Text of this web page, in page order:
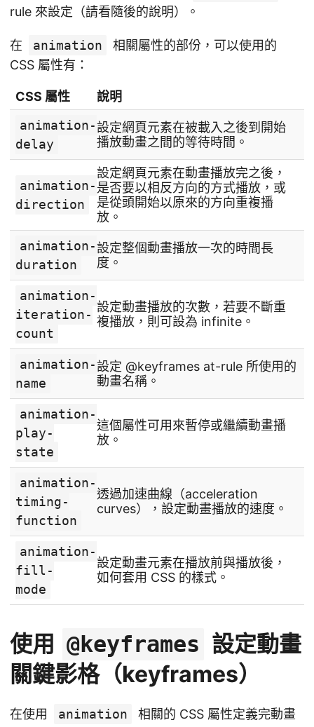
rule 來設定（請看隨後的說明）。
在 animation
相關屬性的部份，可以使用的
CSS 屬性有：
CSS 屬性
說明
animation-
delay
設定網頁元素在被載入之後到開始
播放動畫之間的等待時間。
animation-
direction
設定網頁元素在動畫播放完之後，
是否要以相反方向的方式播放，或
是從頭開始以原來的方向重複播
放。
animation-
duration
設定整個動畫播放一次的時間長
度。
animation-
iteration-
count
設定動畫播放的次數，若要不斷重
複播放，則可設為 infinite。
animation-
name
設定 @keyframes at-rule 所使用的
動畫名稱。
animation-
play-
state
這個屬性可用來暫停或繼續動畫播
放。
animation-
timing-
function
透過加速曲線（acceleration
curves），設定動畫播放的速度。
animation-
fill-
mode
設定動畫元素在播放前與播放後，
如何套用 CSS 的樣式。
使用 @keyframes 設定動畫
關鍵影格（keyframes）
在使用 animation
相關的 CSS 屬性定義完動畫